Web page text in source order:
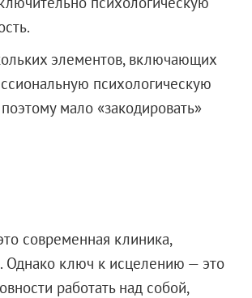
элементов, включающих
психологическую
мало «закодировать»
современная клиника,
Однако ключ к исцелению — это
работать над собой,